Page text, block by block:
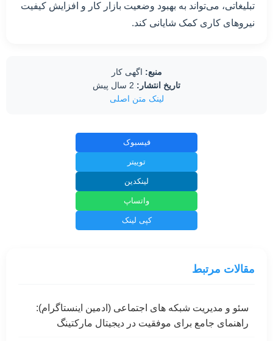
تبلیغاتی، می‌تواند به بهبود وضعیت بازار کار و افزایش کیفیت
نیروهای کاری کمک شایانی کند.
منبع: اگهی کار
تاریخ انتشار:
لینک متن اصلی
فیسبوک
توییتر
لینکدین
واتساپ
کپی لینک
مقالات مرتبط
سئو و مدیریت شبکه های اجتماعی (ادمین اینستاگرام):
راهنمای جامع برای موفقیت در دیجیتال مارکتینگ